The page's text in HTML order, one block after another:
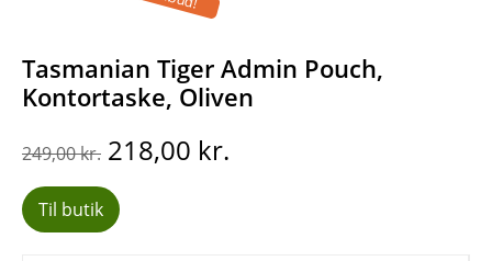
Tasmanian Tiger Admin Pouch,
Kontortaske, Oliven
249,00kr. Den
oprindelige
pris
var:
249,00 kr..
218,00 kr.
Til butik